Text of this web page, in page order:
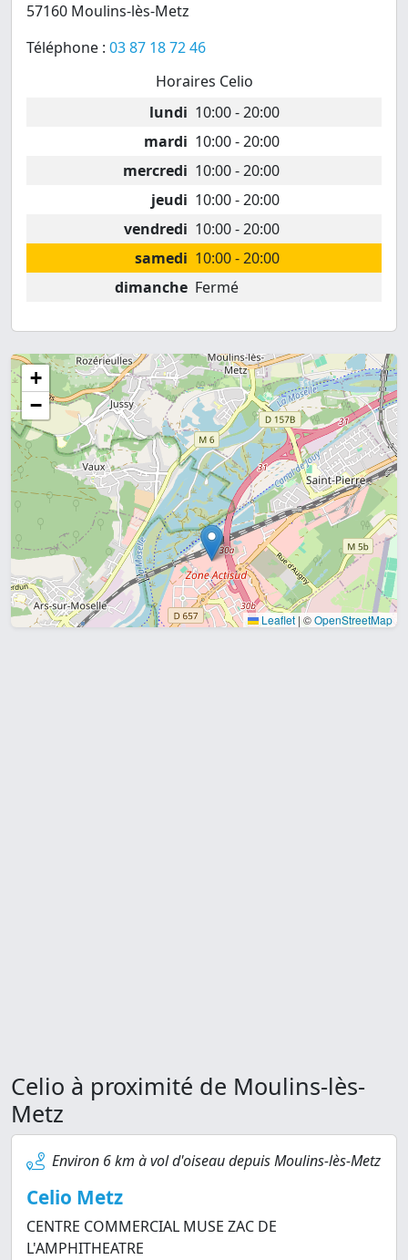
57160 Moulins-lès-Metz
Téléphone : 03 87 18 72 46
Horaires Celio
lundi 10:00 - 20:00
mardi 10:00 - 20:00
mercredi 10:00 - 20:00
jeudi 10:00 - 20:00
vendredi 10:00 - 20:00
samedi 10:00 - 20:00
dimanche Fermé
+
−
Leaflet | ©OpenStreetMap
Celio à proximité de Moulins-lès-
Metz
Environ 6 km à vol d'oiseau depuis Moulins-lès-Metz
Celio Metz
CENTRE COMMERCIAL MUSE ZAC DE
L'AMPHITHEATRE